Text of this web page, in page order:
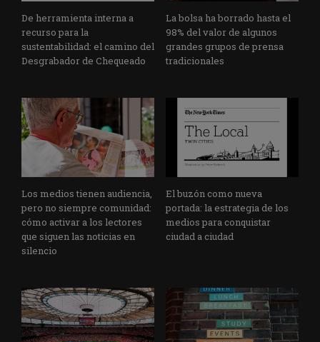
De herramienta interna a
recurso para la
sustentabilidad: el camino del
Desgrabador de Chequeado
La bolsa ha borrado hasta el
98% del valor de algunos
grandes grupos de prensa
tradicionales
Los medios tienen audiencia,
pero no siempre comunidad:
cómo activar a los lectores
que siguen las noticias en
silencio
El buzón como nueva
portada: la estrategia de los
medios para conquistar
ciudad a ciudad